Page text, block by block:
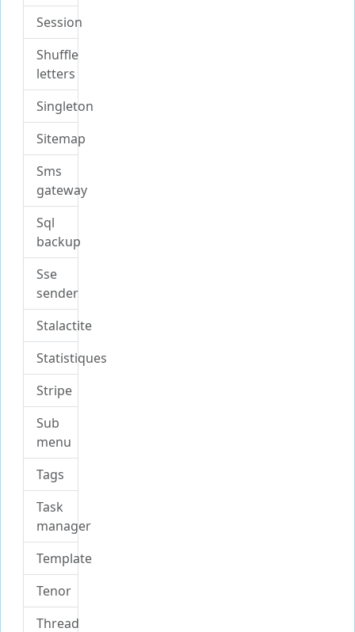
Session
Shuffle
letters
Singleton
Sitemap
Sms
gateway
Sql
backup
Sse
sender
Stalactite
Statistiques
Stripe
Sub
menu
Tags
Task
manager
Template
Tenor
Thread